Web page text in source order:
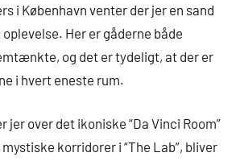
i København venter der jer en sand
Her er gåderne både
og det er tydeligt, at der er
i hvert eneste rum.
jer over det ikoniske “Da Vinci Room”
korridorer i “The Lab”, bliver